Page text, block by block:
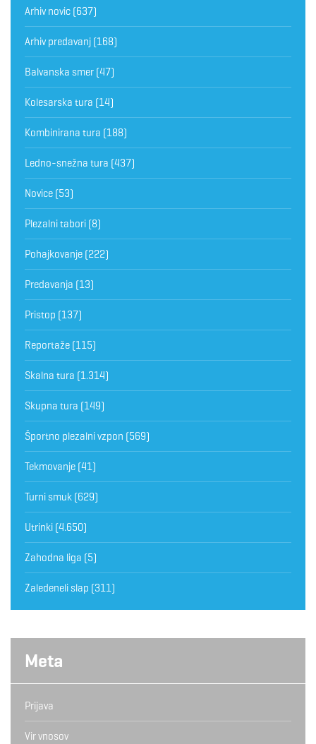
Arhiv novic (637)
Arhiv predavanj (168)
Balvanska smer (47)
Kolesarska tura (14)
Kombinirana tura (188)
Ledno-snežna tura (437)
Novice (53)
Plezalni tabori (8)
Pohajkovanje (222)
Predavanja (13)
Pristop (137)
Reportaže (115)
Skalna tura (1.314)
Skupna tura (149)
Športno plezalni vzpon (569)
Tekmovanje (41)
Turni smuk (629)
Utrinki (4.650)
Zahodna liga (5)
Zaledeneli slap (311)
Meta
Prijava
Vir vnosov